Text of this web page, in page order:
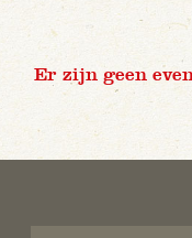
Er zijn geen